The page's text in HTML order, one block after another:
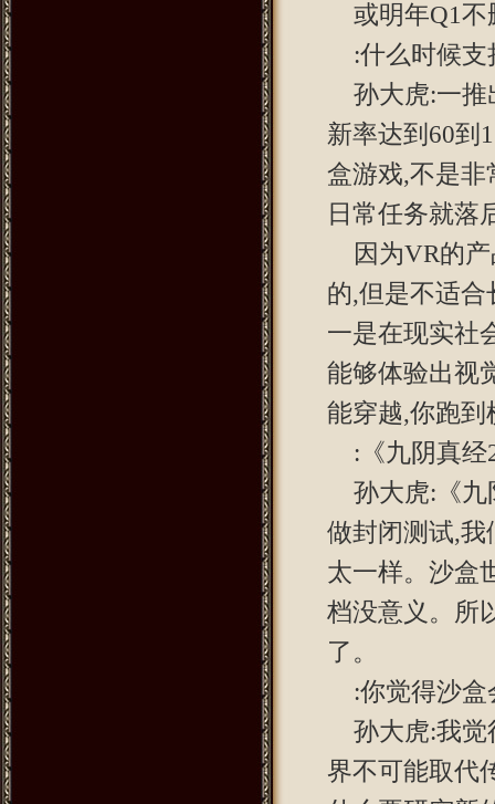
或明年Q1
:什么时候支
孙大虎:一
新率达到60到
盒游戏,不是非
日常任务就落
因为VR的
的,但是不适
一是在现实社
能够体验出视
能穿越,你跑到
:《九阴真经
孙大虎:《九
做封闭测试,
太一样。沙盒
档没意义。所
了。
:你觉得沙
孙大虎:我
界不可能取代